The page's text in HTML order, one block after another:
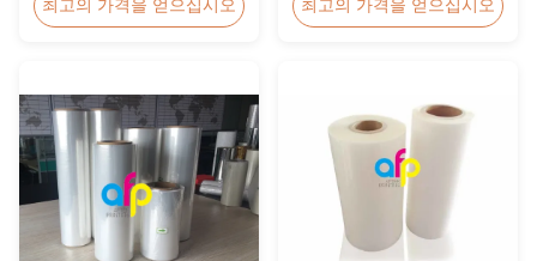
for Lamination and Printing
glue. The matte finishing is
usually double corona treated
with value up to 42 dynes, ...
최고의 가격을 얻으십시오
Lamination Film is an
and super luster finish. It
prevents lamination from being
pressed, bubbled, and ...
최고의 가격을 얻으십시오